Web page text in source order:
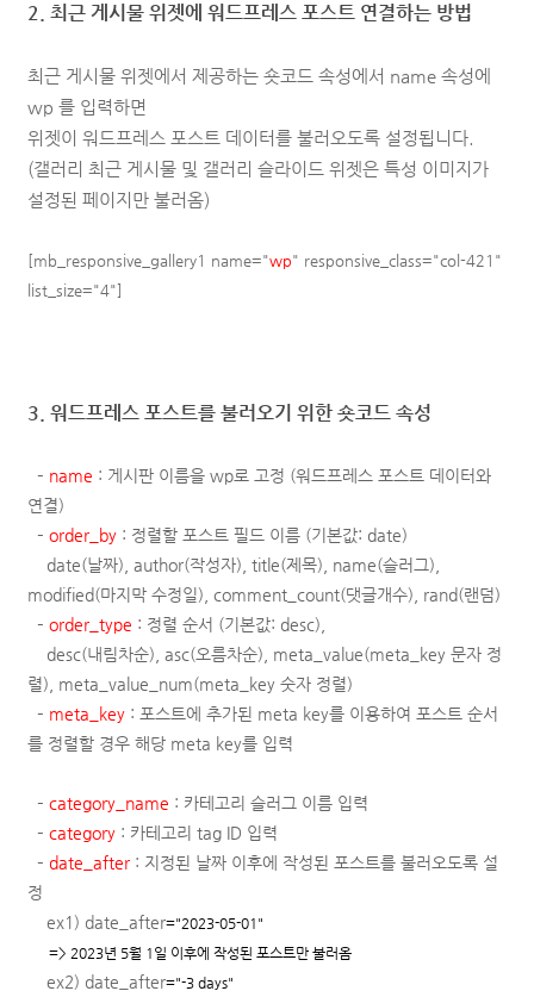
2. 최근 게시물 위젯에 워드프레스 포스트 연결하는 방법
최근 게시물 위젯에서 제공하는 숏코드 속성에서 name 속성에
wp 를 입력하면
위젯이 워드프레스 포스트 데이터를 불러오도록 설정됩니다.
(갤러리 최근 게시물 및 갤러리 슬라이드 위젯은 특성 이미지가
설정된 페이지만 불러옴)
[mb_responsive_gallery1 name="wp" responsive_class="col-421"
list_size="4"]
3. 워드프레스 포스트를 불러오기 위한 숏코드 속성
– name : 게시판 이름을 wp로 고정 (워드프레스 포스트 데이터와
연결)
– order_by : 정렬할 포스트 필드 이름 (기본값: date)
date(날짜), author(작성자), title(제목), name(슬러그),
modified(마지막 수정일), comment_count(댓글개수) , rand(랜덤)
– order_type : 정렬 순서 (기본값: desc),
desc(내림차순), asc(오름차순), meta_value(meta_key 문자 정
렬), meta_value_num(meta_key 숫자 정렬)
– meta_key : 포스트에 추가된 meta key를 이용하여 포스트 순서
를 정렬할 경우 해당 meta key를 입력
– category_name : 카테고리 슬러그 이름 입력
– category : 카테고리 tag ID 입력
– date_after : 지정된 날짜 이후에 작성된 포스트를 불러오도록 설
정
ex1) date_after="2023-05-01"
=> 2023년 5월 1일 이후에 작성된 포스트만 불러옴
ex2) date_after="-3 days"